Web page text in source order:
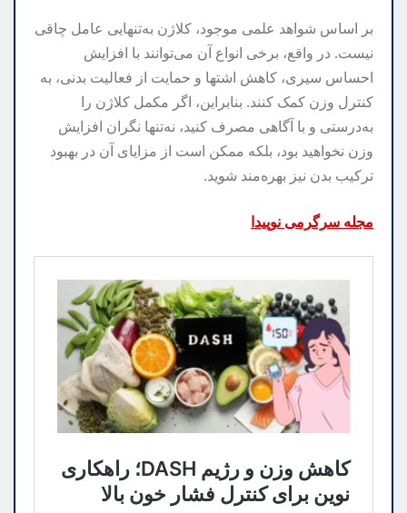
بر اساس شواهد علمی موجود، کلاژن به‌تنهایی عامل چاقی
نیست. در واقع، برخی انواع آن می‌توانند با افزایش
احساس سیری، کاهش اشتها و حمایت از فعالیت بدنی، به
کنترل وزن کمک کنند. بنابراین، اگر مکمل کلاژن را
به‌درستی و با آگاهی مصرف کنید، نه‌تنها نگران افزایش
وزن نخواهید بود، بلکه ممکن است از مزایای آن در بهبود
ترکیب بدن نیز بهره‌مند شوید.
مجله سرگرمی نوپیدا